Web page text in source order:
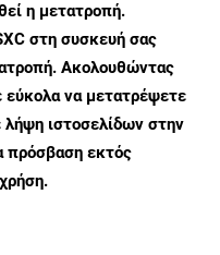
η μετατροπή.
στη συσκευή σας
Ακολουθώντας
εύκολα να μετατρέψετε
λήψη ιστοσελίδων στην
πρόσβαση εκτός